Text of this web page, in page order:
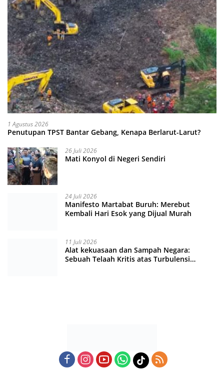
1 Agustus 2026
Penutupan TPST Bantar Gebang, Kenapa Berlarut-Larut?
26 Juli 2026
Mati Konyol di Negeri Sendiri
24 Juli 2026
Manifesto Martabat Buruh: Merebut
Kembali Hari Esok yang Dijual Murah
11 Juli 2026
Alat kekuasaan dan Sampah Negara:
Sebuah Telaah Kritis atas Turbulensi